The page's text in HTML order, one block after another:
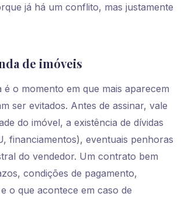
já há um conflito, mas justamente
de imóveis
o momento em que mais aparecem
ser evitados. Antes de assinar, vale
do imóvel, a existência de dívidas
financiamentos), eventuais penhoras
do vendedor. Um contrato bem
condições de pagamento,
o que acontece em caso de